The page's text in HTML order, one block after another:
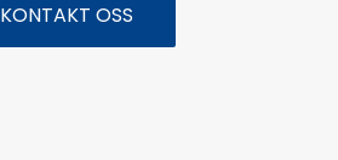
KONTAKT OSS